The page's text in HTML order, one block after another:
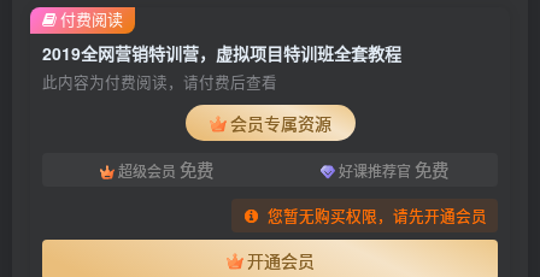
2019全网营销特训营，虚拟项目特训班全套教程
此内容为付费阅读，请付费后查看
会员专属资源
超级会员 免费 好课推荐官 免费
您暂无购买权限，请先开通会员
开通会员
付费阅读